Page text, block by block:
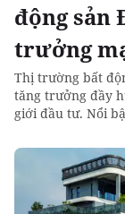
động sản
trưởng
Thị trường bất
tăng trưởng đầy
giới đầu tư. Nổi